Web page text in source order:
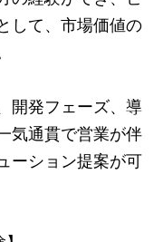
して、市場価値の
開発フェーズ、導
気通貫で営業が伴
ーション提案が可